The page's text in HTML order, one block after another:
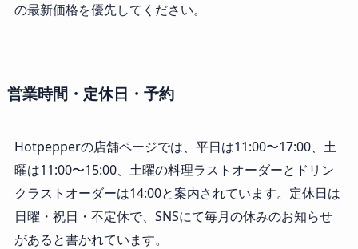
の最新価格を優先してください。
営業時間・定休日・予約
Hotpepperの店舗ページでは、平日は11:00〜17:00、土
曜は11:00〜15:00、土曜の料理ラストオーダーとドリン
クラストオーダーは14:00と案内されています。定休日は
日曜・祝日・不定休で、SNSにて毎月の休みのお知らせ
があると書かれています。